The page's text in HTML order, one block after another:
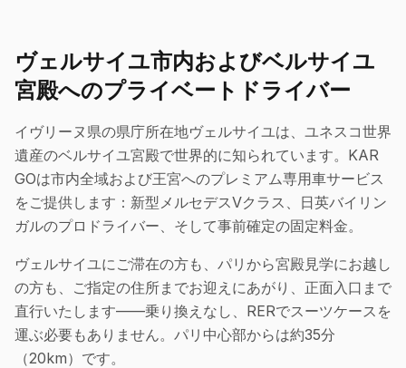
ヴェルサイユ市内およびベルサイユ
宮殿へのプライベートドライバー
イヴリーヌ県の県庁所在地ヴェルサイユは、ユネスコ世界
遺産のベルサイユ宮殿で世界的に知られています。KAR
GOは市内全域および王宮へのプレミアム専用車サービス
をご提供します：新型メルセデスVクラス、日英バイリン
ガルのプロドライバー、そして事前確定の固定料金。
ヴェルサイユにご滞在の方も、パリから宮殿見学にお越し
の方も、ご指定の住所までお迎えにあがり、正面入口まで
直行いたします——乗り換えなし、RERでスーツケースを
運ぶ必要もありません。パリ中心部からは約35分
（20km）です。